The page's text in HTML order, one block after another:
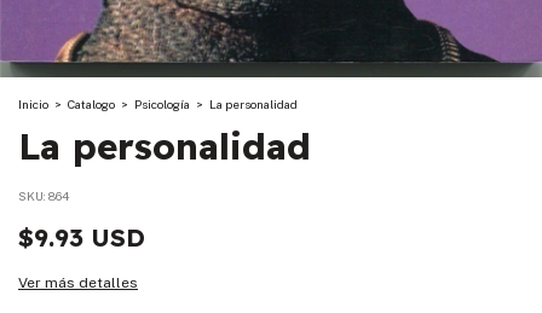
Inicio > Catalogo > Psicología > La personalidad
La personalidad
SKU: 864
$9.93 USD
Ver más detalles